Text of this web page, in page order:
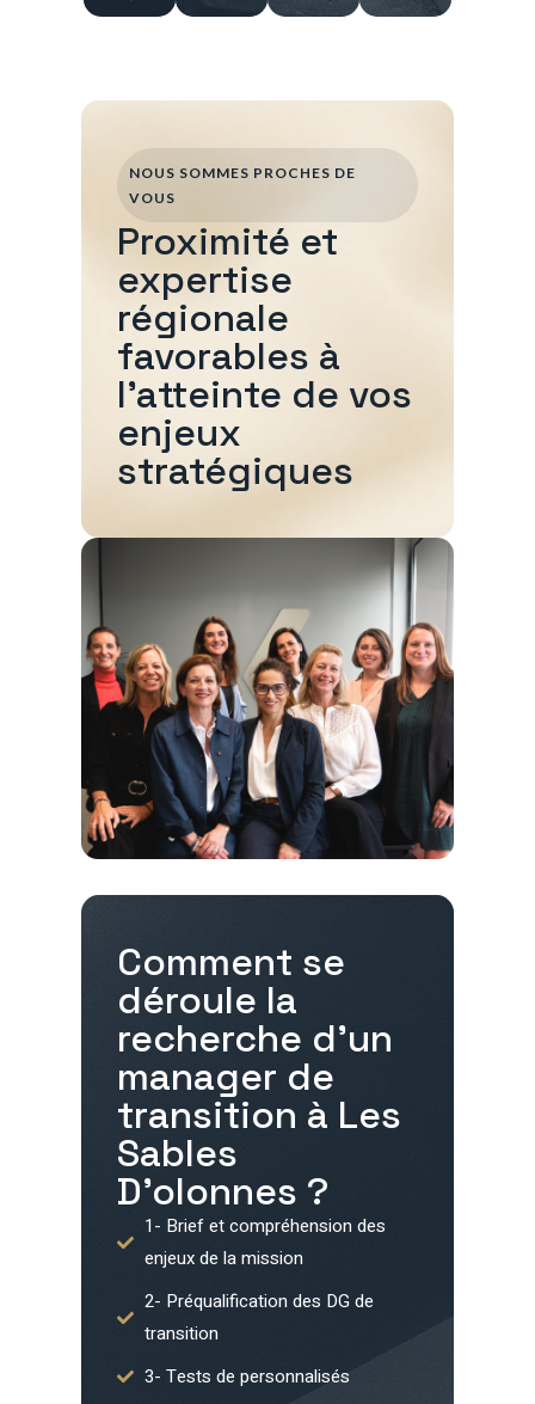
Comment se
déroule la
recherche d'un
manager de
transition à Les
Sables
D'olonnes ?
1- Brief et compréhension des
enjeux de la mission
2- Préqualification des DG de
transition
3- Tests de personnalisés
NOUS SOMMES PROCHES DE
VOUS
Proximité et
expertise
régionale
favorables à
l'atteinte de vos
enjeux
stratégiques